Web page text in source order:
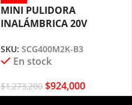
MINI PULIDORA
INALÁMBRICA 20V
SKU: SCG400M2K-B3
En stock
$1,273,200 $924,000